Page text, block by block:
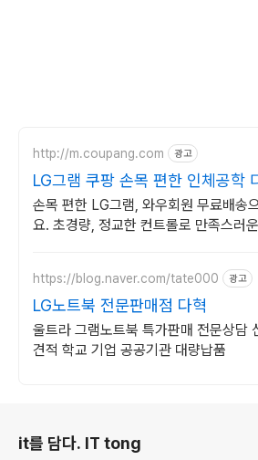
http://m.coupang.com 광고
LG그램 쿠팡 손목 편한 인체공학
손목 편한 LG그램, 와우회원 무료배송
요. 초경량, 정교한 컨트롤로 만족스러
https://blog.naver.com/tate000 광고
LG노트북 전문판매점 다혁
울트라 그램노트북 특가판매 전문상담
견적 학교 기업 공공기관 대량납품
it를 담다. IT tong